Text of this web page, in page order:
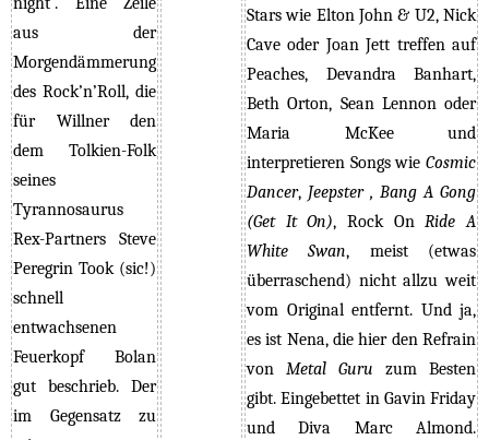
aus der
Morgendämmerung
des Rock’n’Roll, die
für Willner den
dem Tolkien-Folk
seines
Tyrannosaurus
Rex-Partners Steve
Peregrin Took (sic!)
schnell
entwachsenen
Feuerkopf Bolan
gut beschrieb. Der
im Gegensatz zu
Stars wie Elton John & U2, Nick
Cave oder Joan Jett treffen auf
Peaches, Devandra Banhart,
Beth Orton, Sean Lennon oder
Maria McKee und
interpretieren Songs wie Cosmic
Dancer, Jeepster , Bang A Gong
(Get It On), Rock OnRide A
White Swan, meist (etwas
überraschend) nicht allzu weit
vom Original entfernt. Und ja,
es ist Nena, die hier den Refrain
von Metal Guru zum Besten
gibt. Eingebettet in Gavin Friday
und Diva Marc Almond.